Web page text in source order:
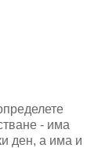
- има
ден, а има и